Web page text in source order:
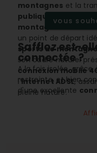
montagnes et la
publiques
montagnard
un point de départ
sports de
son cadre naturel
connexion mobile
l'internet ADSL,
pleine nature.
vous
Saffloz est-
connectée ?
A la fois isolée,
restreinte, et bien
d'une excellente
peuvent ainsi rester